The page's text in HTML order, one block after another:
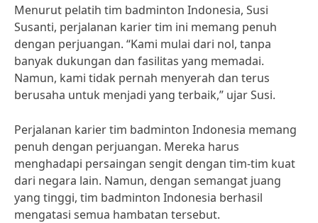
Menurut pelatih tim badminton Indonesia, Susi
Susanti, perjalanan karier tim ini memang penuh
dengan perjuangan. “Kami mulai dari nol, tanpa
banyak dukungan dan fasilitas yang memadai.
Namun, kami tidak pernah menyerah dan terus
berusaha untuk menjadi yang terbaik,” ujar Susi.
Perjalanan karier tim badminton Indonesia memang
penuh dengan perjuangan. Mereka harus
menghadapi persaingan sengit dengan tim-tim kuat
dari negara lain. Namun, dengan semangat juang
yang tinggi, tim badminton Indonesia berhasil
mengatasi semua hambatan tersebut.